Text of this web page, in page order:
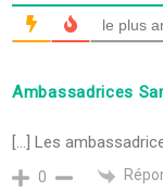
le plus
Ambassadrices
[…] Les
0